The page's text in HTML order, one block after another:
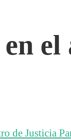
de Justicia